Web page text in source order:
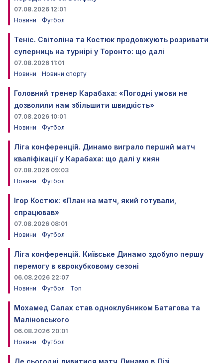
07.08.2026 12:01
Новини
Футбол
Теніс. Світоліна та Костюк продовжують розривати
суперниць на турнірі у Торонто: що далі
07.08.2026 11:01
Новини
Новини спорту
Головний тренер Карабаха: «Погодні умови не
дозволили нам збільшити швидкість»
07.08.2026 10:01
Новини
Футбол
Ліга конференцій. Динамо виграло перший матч
кваліфікації у Карабаха: що далі у киян
07.08.2026 09:03
Новини
Футбол
Ігор Костюк: «План на матч, який готували,
спрацював»
07.08.2026 08:01
Новини
Футбол
Ліга конференцій. Київське Динамо здобуло першу
перемогу в єврокубковому сезоні
06.08.2026 22:07
Новини
Футбол Топ
Мохамед Салах став одноклубником Батагова та
Маліновського
06.08.2026 20:01
Новини
Футбол
Де сьогодні дивитися матч Динамо в Лізі